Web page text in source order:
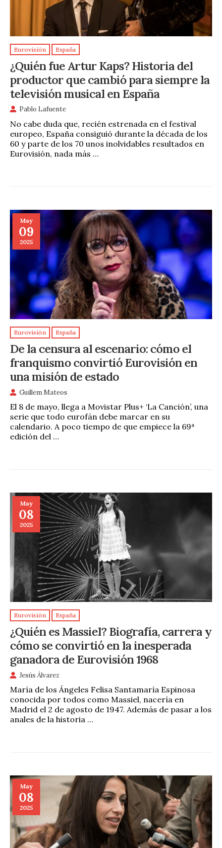
Eurovisión España
¿Quién fue Artur Kaps? Historia del
productor que cambió para siempre la
televisión musical en España
Pablo Lafuente
No cabe duda que, recién estrenada en el festival
europeo, España consiguió durante la década de los
60 y parte de los 70 unos inolvidables resultados en
Eurovisión, nada más …
May
09
2025
Eurovisión España
De la censura al escenario: cómo el
franquismo convirtió Eurovisión en
una misión de estado
Guillem Mateos
El 8 de mayo, llega a Movistar Plus+ ‘La Canción’, una
serie que todo eurofán debe marcar en su
calendario. A poco tiempo de que empiece la 69ª
edición del …
May
08
2025
Eurovisión España
¿Quién es Massiel? Biografía, carrera y
cómo se convirtió en la inesperada
ganadora de Eurovisión 1968
Jesús Álvarez
María de los Ángeles Felisa Santamaría Espinosa
conocida por todos como Massiel, nacería en
Madrid el 2 de agosto de 1947. Además de pasar a los
anales de la historia …
May
08
2025